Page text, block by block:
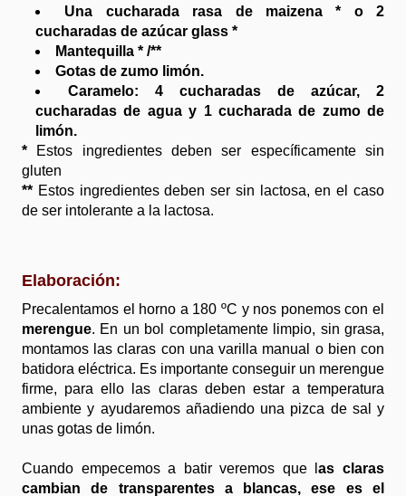
Una cucharada rasa de maizena * o 2
cucharadas de azúcar glass *
Mantequilla * /**
Gotas de zumo limón.
Caramelo: 4 cucharadas de azúcar, 2
cucharadas de agua y 1 cucharada de zumo de
limón.
* Estos ingredientes deben ser específicamente sin
gluten
** Estos ingredientes deben ser sin lactosa, en el caso
de ser intolerante a la lactosa.
Elaboración:
Precalentamos el horno a 180 ºC y nos ponemos con el
merengue. En un bol completamente limpio, sin grasa,
montamos las claras con una varilla manual o bien con
batidora eléctrica. Es importante conseguir un merengue
firme, para ello las claras deben estar a temperatura
ambiente y ayudaremos añadiendo una pizca de sal y
unas gotas de limón.
Cuando empecemos a batir veremos que las claras
cambian de transparentes a blancas, ese es el